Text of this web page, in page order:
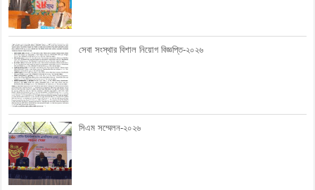
সেবা সংস্থার বিশাল নিয়োগ বিজ্ঞপ্তি-২০২৬
সিএম সম্মেলন-২০২৬